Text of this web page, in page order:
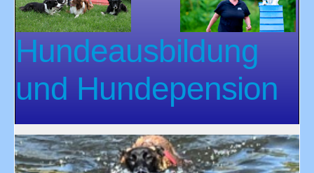
Hundeausbildung
und Hundepension